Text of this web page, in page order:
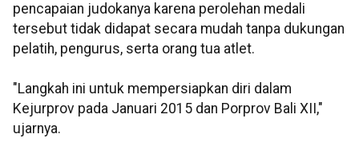
pencapaian judokanya karena perolehan medali
tersebut tidak didapat secara mudah tanpa dukungan
pelatih, pengurus, serta orang tua atlet.
"Langkah ini untuk mempersiapkan diri dalam
Kejurprov pada Januari 2015 dan Porprov Bali XII,"
ujarnya.